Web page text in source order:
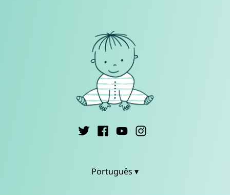
Português ▾